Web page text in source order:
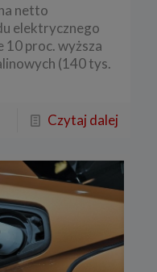
netto
elektrycznego
10 proc. wyższa
(140 tys.
Czytaj dalej